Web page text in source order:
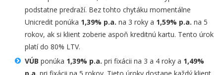
podstatne predraží. Bez tohto chytáku momentálne
Unicredit ponúka 1,39% p.a. na 3 roky a 1,59% p.a. na 5
rokov, ak si klient zoberie aspoň kreditnú kartu. Tento úrok
platí do 80% LTV.
VÚB ponúka 1,39% p.a. pri fixácii na 3 a 4 roky a 1,49%